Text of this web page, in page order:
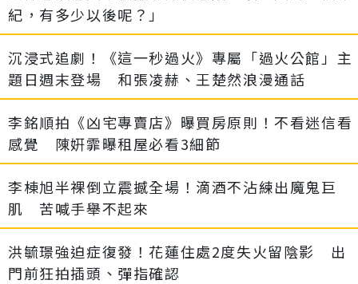
紀，有多少以後呢？」
沉浸式追劇！《這一秒過火》專屬「過火公館」主
題日週末登場 和張凌赫、王楚然浪漫通話
李銘順拍《凶宅專賣店》曝買房原則！不看迷信看
感覺 陳姸霏曝租屋必看3細節
李棟旭半裸倒立震撼全場！滴酒不沾練出魔鬼巨
肌 苦喊手舉不起來
洪毓璟強迫症復發！花蓮住處2度失火留陰影 出
門前狂拍插頭、彈指確認